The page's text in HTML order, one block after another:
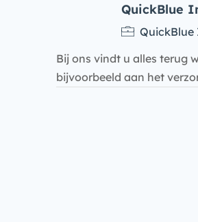
QuickBlue
Bij ons vindt u alles terug
bijvoorbeeld aan het